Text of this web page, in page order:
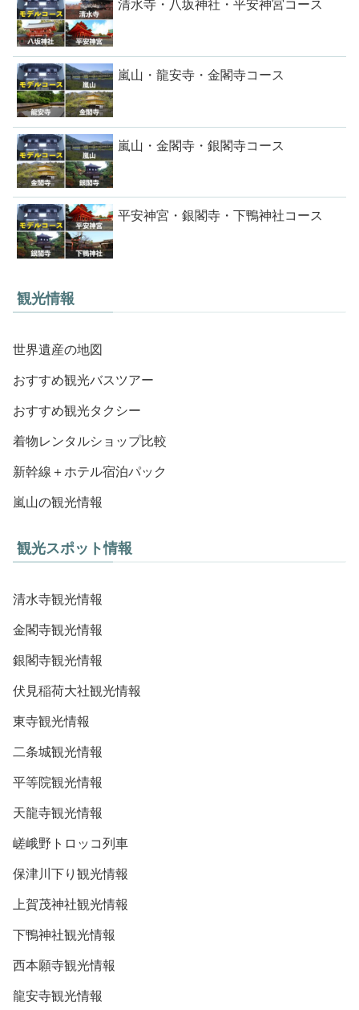
清水寺・八坂神社・平安神宮コース
嵐山・龍安寺・金閣寺コース
嵐山・金閣寺・銀閣寺コース
平安神宮・銀閣寺・下鴨神社コース
観光情報
世界遺産の地図
おすすめ観光バスツアー
おすすめ観光タクシー
着物レンタルショップ比較
新幹線＋ホテル宿泊パック
嵐山の観光情報
観光スポット情報
清水寺観光情報
金閣寺観光情報
銀閣寺観光情報
伏見稲荷大社観光情報
東寺観光情報
二条城観光情報
平等院観光情報
天龍寺観光情報
嵯峨野トロッコ列車
保津川下り観光情報
上賀茂神社観光情報
下鴨神社観光情報
西本願寺観光情報
龍安寺観光情報